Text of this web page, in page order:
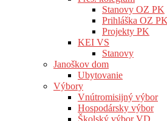
Stanovy OZ PK
Prihláška OZ PK
Projekty PK
KEI VS
Stanovy
Janoškov dom
Ubytovanie
Výbory
Vnútromisijný výbor
Hospodársky výbor
Školský výbor VD